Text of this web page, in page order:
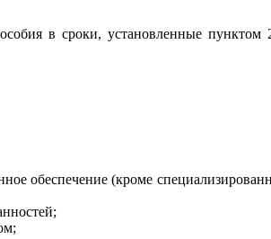
в сроки, установленные пунктом
обеспечение (кроме